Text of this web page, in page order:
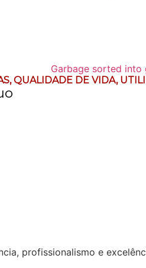
,QUALIDADE DE VIDA,
profissionalismo e